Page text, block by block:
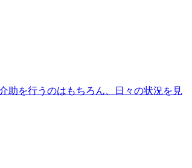
助を行うのはもちろん、日々の状況を見